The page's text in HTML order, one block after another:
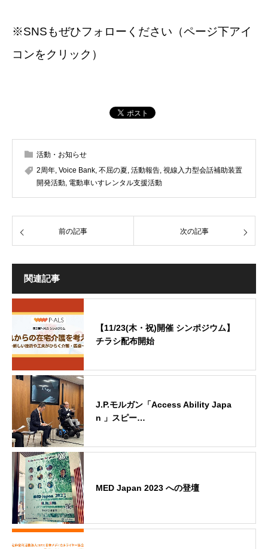
※SNSもぜひフォローください（ページ下アイ
コンをクリック）
活動・お知らせ
2周年, Voice Bank, 不屈の夏, 活動報告, 視線入力型会話補助装置
開発活動, 電動車いすレンタル支援活動
前の記事 次の記事
関連記事
【11/23(木・祝)開催 シンポジウム】
チラシ配布開始
J.P.モルガン「Access Ability Japa
n 」スピー…
MED Japan 2023 への登壇